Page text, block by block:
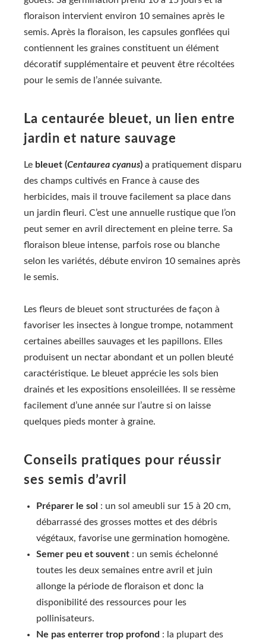
floraison intervient environ 10 semaines après le
semis. Après la floraison, les capsules gonflées qui
contiennent les graines constituent un élément
décoratif supplémentaire et peuvent être récoltées
pour le semis de l’année suivante.
La centaurée bleuet, un lien entre
jardin et nature sauvage
Le bleuet (Centaurea cyanus) a pratiquement disparu
des champs cultivés en France à cause des
herbicides, mais il trouve facilement sa place dans
un jardin fleuri. C’est une annuelle rustique que l’on
peut semer en avril directement en pleine terre. Sa
floraison bleue intense, parfois rose ou blanche
selon les variétés, débute environ 10 semaines après
le semis.
Les fleurs de bleuet sont structurées de façon à
favoriser les insectes à longue trompe, notamment
certaines abeilles sauvages et les papillons. Elles
produisent un nectar abondant et un pollen bleuté
caractéristique. Le bleuet apprécie les sols bien
drainés et les expositions ensoleillées. Il se ressème
facilement d’une année sur l’autre si on laisse
quelques pieds monter à graine.
Conseils pratiques pour réussir
ses semis d’avril
Préparer le sol : un sol ameubli sur 15 à 20 cm,
débarrassé des grosses mottes et des débris
végétaux, favorise une germination homogène.
Semer peu et souvent : un semis échelonné
toutes les deux semaines entre avril et juin
allonge la période de floraison et donc la
disponibilité des ressources pour les
pollinisateurs.
Ne pas enterrer trop profond : la plupart des